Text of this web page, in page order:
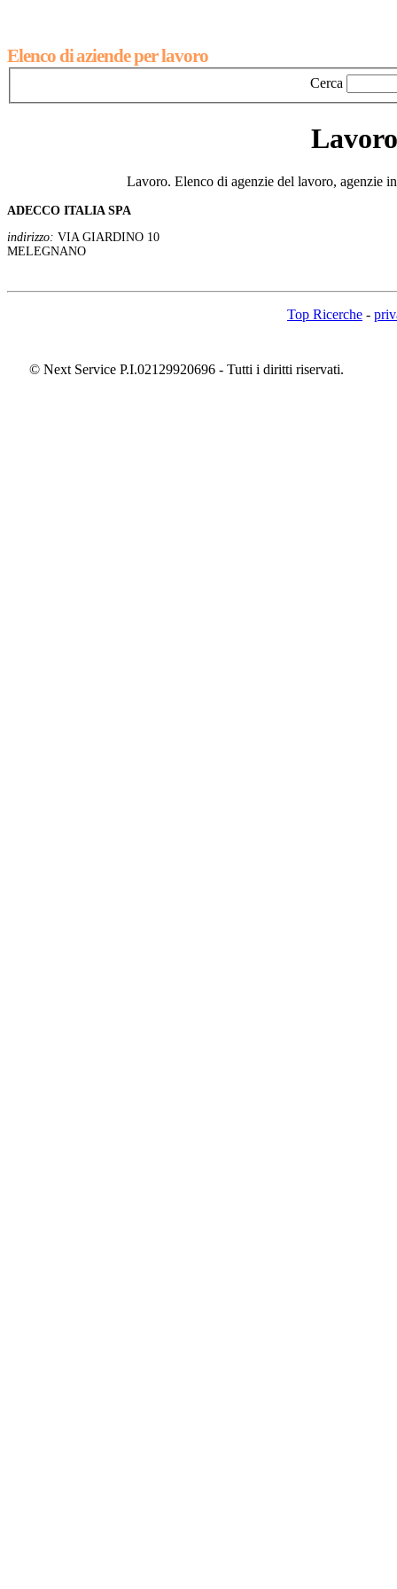
Elenco di aziende per lavoro
Cerca
Lavoro. Elenco di agenzie del lavoro,
ADECCO ITALIA SPA
indirizzo: VIA GIARDINO 10
MELEGNANO
Top Ricerche -
© Next Service P.I.02129920696 - Tutti i diritti riservati.